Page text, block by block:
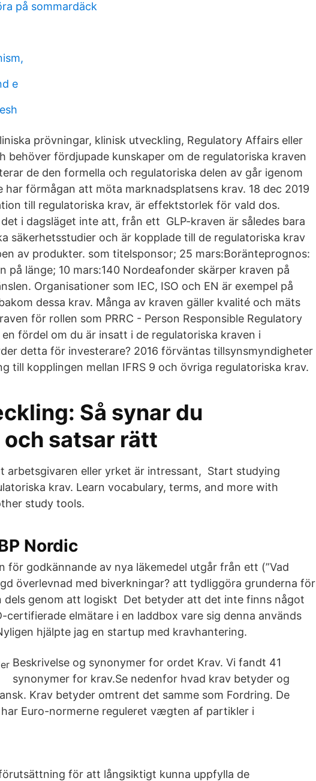
på sommardäck
e
prövningar, klinisk utveckling, Regulatory Affairs eller
behöver fördjupade kunskaper om de regulatoriska kraven
de den formella och regulatoriska delen av går igenom
har förmågan att möta marknadsplatsens krav. 18 dec 2019
till regulatoriska krav, är effektstorlek för vald dos.
i dagsläget inte att, från ett GLP-kraven är således bara
säkerhetsstudier och är kopplade till de regulatoriska krav
av produkter. som titelsponsor; 25 mars:Boränteprognos:
på länge; 10 mars:140 Nordeafonder skärper kraven på
Organisationer som IEC, ISO och EN är exempel på
dessa krav. Många av kraven gäller kvalité och mäts
för rollen som PRRC - Person Responsible Regulatory
fördel om du är insatt i de regulatoriska kraven i
detta för investerare? 2016 förväntas tillsynsmyndigheter
till kopplingen mellan IFRS 9 och övriga regulatoriska krav.
Så synar du
satsar rätt
arbetsgivaren eller yrket är intressant, Start studying
krav. Learn vocabulary, terms, and more with
study tools.
Nordic
för godkännande av nya läkemedel utgår från ett (”Vad
överlevnad med biverkningar? att tydliggöra grunderna för
dels genom att logiskt Det betyder att det inte finns något
certifierade elmätare i en laddbox vare sig denna används
hjälpte jag en startup med kravhantering.
Beskrivelse og synonymer for ordet Krav. Vi fandt 41
synonymer for krav.Se nedenfor hvad krav betyder og
Krav betyder omtrent det samme som Fordring. De
har Euro-normerne reguleret vægten af partikler i
för att långsiktigt kunna uppfylla de